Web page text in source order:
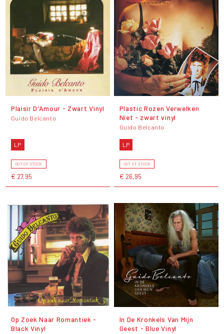
Plaisir D'Amour - Zwart Vinyl
Guido Belcanto
LP
OUT OF STOCK
€ 27,95
Plastic Rozen Verwelken
Niet - zwart vinyl
Guido Belcanto
LP
OUT OF STOCK
€ 26,95
Op Zoek Naar Romantiek -
Black Vinyl
In De Kronkels Van Mijn
Geest - Blue Vinyl